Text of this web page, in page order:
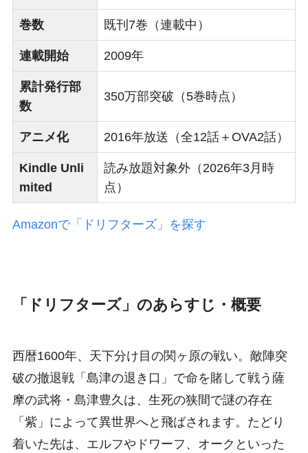
巻数 既刊7巻（連載中）
連載開始 2009年
累計発行部
数
350万部突破（5巻時点）
アニメ化 2016年放送（全12話＋OVA2話）
Kindle Unli
mited
読み放題対象外（2026年3月時
点）
Amazonで「ドリフターズ」を探す
「ドリフターズ」のあらすじ・概要
西暦1600年、天下分け目の関ヶ原の戦い。敵陣突
破の撤退戦「島津の退き口」で命を賭して戦う薩
摩の武将・島津豊久は、生死の狭間で謎の存在
「紫」によって異世界へと飛ばされます。たどり
着いた先は、エルフやドワーフ、オークといった